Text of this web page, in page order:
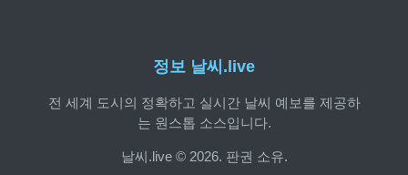
정보 날씨.live
전 세계 도시의 정확하고 실시간 날씨 예보를 제공하
는 원스톱 소스입니다.
날씨.live © 2026. 판권 소유.